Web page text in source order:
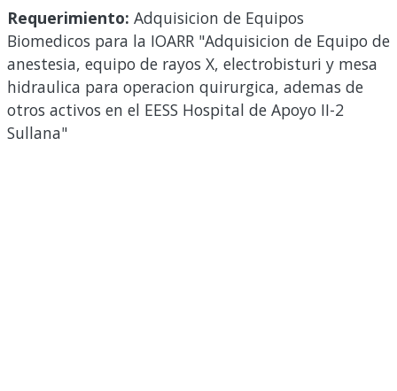
Requerimiento: Adquisicion de Equipos
Biomedicos para la IOARR "Adquisicion de Equipo de
anestesia, equipo de rayos X, electrobisturi y mesa
hidraulica para operacion quirurgica, ademas de
otros activos en el EESS Hospital de Apoyo II-2
Sullana"